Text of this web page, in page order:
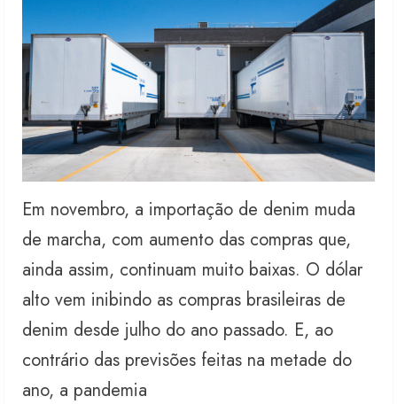
Em novembro, a importação de denim muda
de marcha, com aumento das compras que,
ainda assim, continuam muito baixas. O dólar
alto vem inibindo as compras brasileiras de
denim desde julho do ano passado. E, ao
contrário das previsões feitas na metade do
ano, a pandemia